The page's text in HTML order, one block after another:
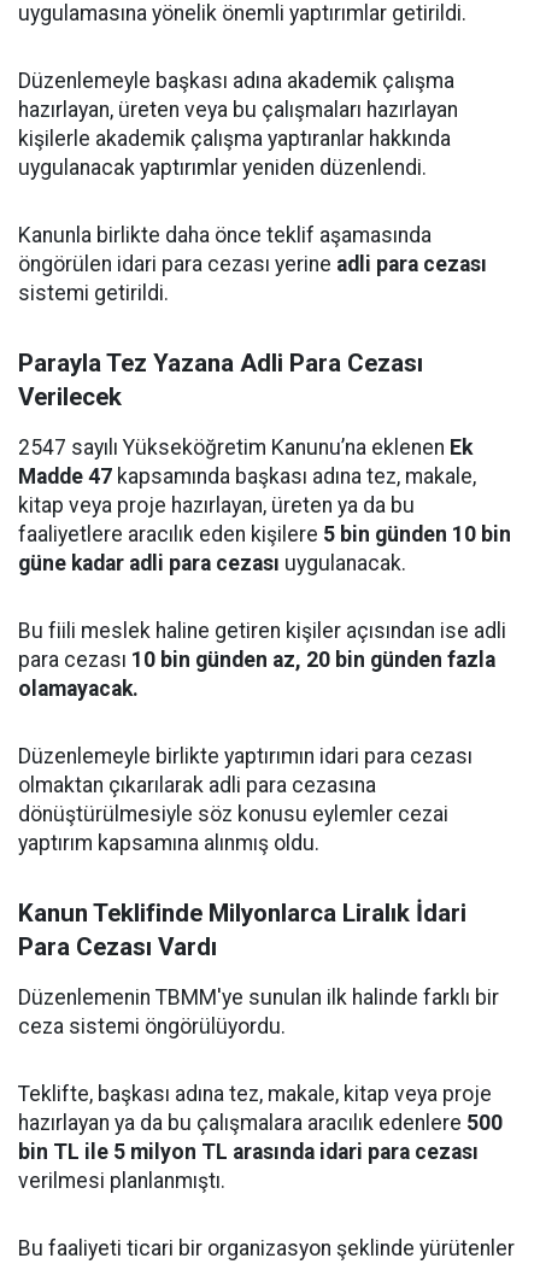
uygulamasına yönelik önemli yaptırımlar getirildi.
Düzenlemeyle başkası adına akademik çalışma
hazırlayan, üreten veya bu çalışmaları hazırlayan
kişilerle akademik çalışma yaptıranlar hakkında
uygulanacak yaptırımlar yeniden düzenlendi.
Kanunla birlikte daha önce teklif aşamasında
öngörülen idari para cezası yerine adli para cezası
sistemi getirildi.
Parayla Tez Yazana Adli Para Cezası
Verilecek
2547 sayılı Yükseköğretim Kanunu’na eklenen Ek
Madde 47 kapsamında başkası adına tez, makale,
kitap veya proje hazırlayan, üreten ya da bu
faaliyetlere aracılık eden kişilere 5 bin günden 10 bin
güne kadar adli para cezası uygulanacak.
Bu fiili meslek haline getiren kişiler açısından ise adli
para cezası 10 bin günden az, 20 bin günden fazla
olamayacak.
Düzenlemeyle birlikte yaptırımın idari para cezası
olmaktan çıkarılarak adli para cezasına
dönüştürülmesiyle söz konusu eylemler cezai
yaptırım kapsamına alınmış oldu.
Kanun Teklifinde Milyonlarca Liralık İdari
Para Cezası Vardı
Düzenlemenin TBMM'ye sunulan ilk halinde farklı bir
ceza sistemi öngörülüyordu.
Teklifte, başkası adına tez, makale, kitap veya proje
hazırlayan ya da bu çalışmalara aracılık edenlere 500
bin TL ile 5 milyon TL arasında idari para cezası
verilmesi planlanmıştı.
Bu faaliyeti ticari bir organizasyon şeklinde yürütenler